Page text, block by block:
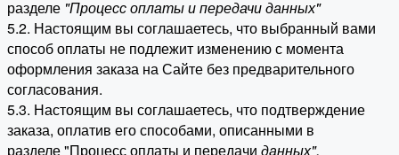
разделе "Процесс оплаты и передачи данных"
5.2. Настоящим вы соглашаетесь, что выбранный вами
способ оплаты не подлежит изменению с момента
оформления заказа на Сайте без предварительного
согласования.
5.3. Настоящим вы соглашаетесь, что подтверждение
заказа, оплатив его способами, описанными в
разделе "Процесс оплаты и передачи данных",